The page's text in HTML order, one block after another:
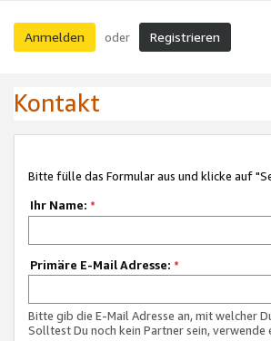
Anmelden oder Registrieren
Kontakt
Bitte fülle das Formular aus und klicke auf
Ihr Name: *
Primäre E-Mail Adresse: *
Bitte gib die E-Mail Adresse an, mit welcher
Solltest Du noch kein Partner sein,